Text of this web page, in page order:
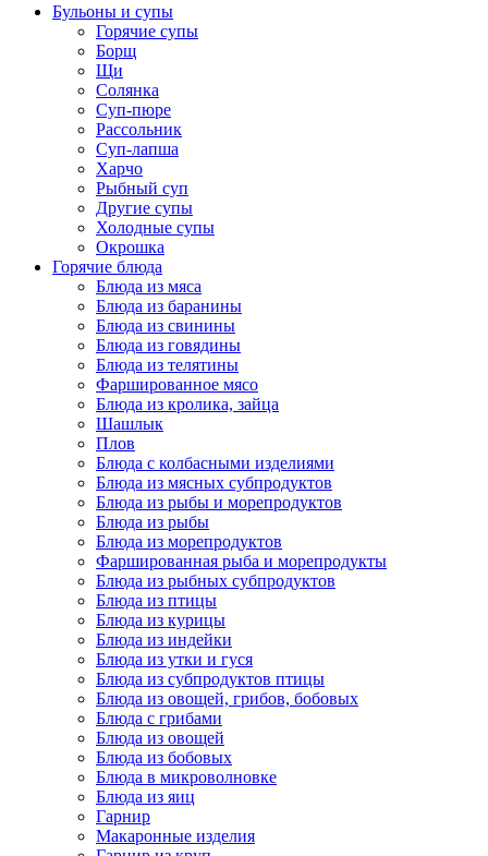
Бульоны и супы
Горячие супы
Борщ
Щи
Солянка
Суп-пюре
Рассольник
Суп-лапша
Харчо
Рыбный суп
Другие супы
Холодные супы
Окрошка
Горячие блюда
Блюда из мяса
Блюда из баранины
Блюда из свинины
Блюда из говядины
Блюда из телятины
Фаршированное мясо
Блюда из кролика, зайца
Шашлык
Плов
Блюда с колбасными изделиями
Блюда из мясных субпродуктов
Блюда из рыбы и морепродуктов
Блюда из рыбы
Блюда из морепродуктов
Фаршированная рыба и морепродукты
Блюда из рыбных субпродуктов
Блюда из птицы
Блюда из курицы
Блюда из индейки
Блюда из утки и гуся
Блюда из субпродуктов птицы
Блюда из овощей, грибов, бобовых
Блюда с грибами
Блюда из овощей
Блюда из бобовых
Блюда в микроволновке
Блюда из яиц
Гарнир
Макаронные изделия